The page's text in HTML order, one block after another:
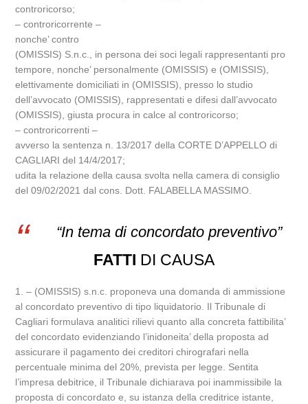
controricorso;
– controricorrente –
nonche’ contro
(OMISSIS) S.n.c., in persona dei soci legali rappresentanti pro
tempore, nonche’ personalmente (OMISSIS) e (OMISSIS),
elettivamente domiciliati in (OMISSIS), presso lo studio
dell’avvocato (OMISSIS), rappresentati e difesi dall’avvocato
(OMISSIS), giusta procura in calce al controricorso;
– controricorrenti –
avverso la sentenza n. 13/2017 della CORTE D’APPELLO di
CAGLIARI del 14/4/2017;
udita la relazione della causa svolta nella camera di consiglio
del 09/02/2021 dal cons. Dott. FALABELLA MASSIMO.
“In tema di concordato preventivo”
FATTI DI CAUSA
1. – (OMISSIS) s.n.c. proponeva una domanda di ammissione
al concordato preventivo di tipo liquidatorio. Il Tribunale di
Cagliari formulava analitici rilievi quanto alla concreta fattibilita’
del concordato evidenziando l’inidoneita’ della proposta ad
assicurare il pagamento dei creditori chirografari nella
percentuale minima del 20%, prevista per legge. Sentita
l’impresa debitrice, il Tribunale dichiarava poi inammissibile la
proposta di concordato e, su istanza della creditrice istante,